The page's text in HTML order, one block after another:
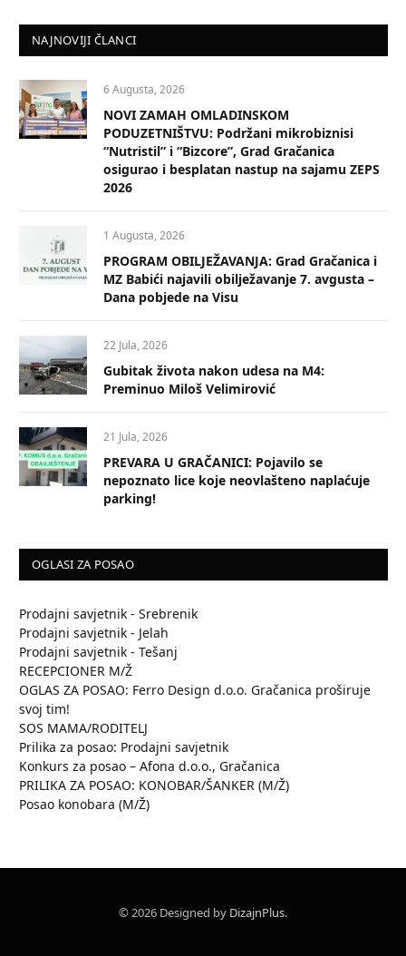
NAJNOVIJI ČLANCI
6 Augusta, 2026
NOVI ZAMAH OMLADINSKOM
PODUZETNIŠTVU: Podržani mikrobiznisi
“Nutristil” i “Bizcore”, Grad Gračanica
osigurao i besplatan nastup na sajamu ZEPS
2026
1 Augusta, 2026
PROGRAM OBILJEŽAVANJA: Grad Gračanica i
MZ Babići najavili obilježavanje 7. avgusta –
Dana pobjede na Visu
22 Jula, 2026
Gubitak života nakon udesa na M4:
Preminuo Miloš Velimirović
21 Jula, 2026
PREVARA U GRAČANICI: Pojavilo se
nepoznato lice koje neovlašteno naplaćuje
parking!
OGLASI ZA POSAO
Prodajni savjetnik - Srebrenik
Prodajni savjetnik - Jelah
Prodajni savjetnik - Tešanj
RECEPCIONER M/Ž
OGLAS ZA POSAO: Ferro Design d.o.o. Gračanica proširuje
svoj tim!
SOS MAMA/RODITELJ
Prilika za posao: Prodajni savjetnik
Konkurs za posao – Afona d.o.o., Gračanica
PRILIKA ZA POSAO: KONOBAR/ŠANKER (M/Ž)
Posao konobara (M/Ž)
© 2026 Designed by DizajnPlus.